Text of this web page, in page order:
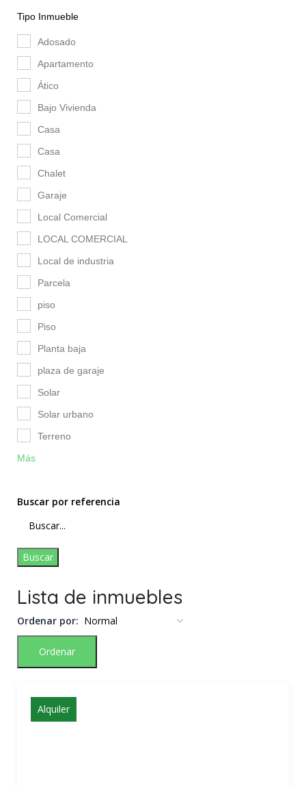
Tipo Inmueble
Adosado
Apartamento
Ático
Bajo Vivienda
Casa
Casa
Chalet
Garaje
Local Comercial
LOCAL COMERCIAL
Local de industria
Parcela
piso
Piso
Planta baja
plaza de garaje
Solar
Solar urbano
Terreno
Más
Buscar por referencia
Buscar
Lista de inmuebles
Ordenar por:
Ordenar
Alquiler